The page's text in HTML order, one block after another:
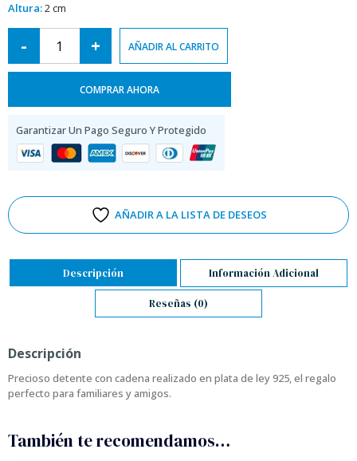
Altura:2 cm
- + AÑADIR AL CARRITO
COMPRAR AHORA
Garantizar Un Pago Seguro Y Protegido
Alternative:
AÑADIR A LA LISTA DE DESEOS
Descripción Información Adicional
Reseñas (0)
Descripción
Precioso detente con cadena realizado en plata de ley 925, el regalo
perfecto para familiares y amigos.
También te recomendamos…